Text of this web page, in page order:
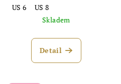
US 6
US 8
Skladem
Detail